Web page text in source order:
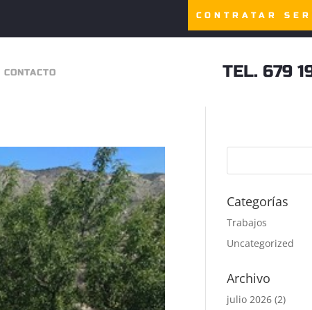
CONTRATAR
CONTACTO TEL. 679
Categorías
Trabajos
Uncategorized
Archivo
julio 2026 (2)